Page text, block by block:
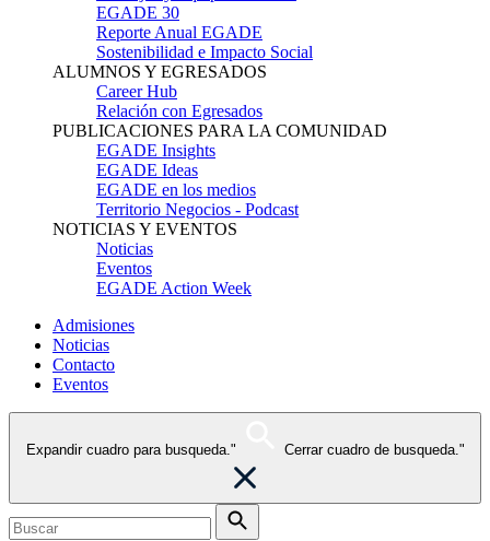
EGADE 30
Reporte Anual EGADE
Sostenibilidad e Impacto Social
ALUMNOS Y EGRESADOS
Career Hub
Relación con Egresados
PUBLICACIONES PARA LA COMUNIDAD
EGADE Insights
EGADE Ideas
EGADE en los medios
Territorio Negocios - Podcast
NOTICIAS Y EVENTOS
Noticias
Eventos
EGADE Action Week
Admisiones
Noticias
Contacto
Eventos
Expandir cuadro para busqueda." Cerrar cuadro de busqueda."